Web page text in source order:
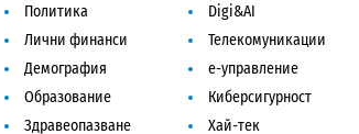
Политика
Лични финанси
Демография
Образование
Здравеопазване
Digi&AI
Телекомуникации
е-управление
Киберсигурност
Хай-тек